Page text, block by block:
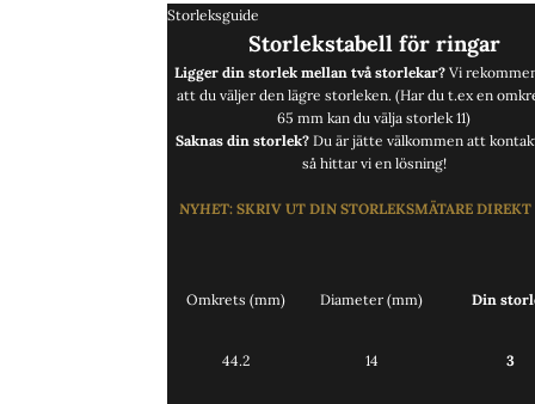
Storleksguide
Storlekstabell för ringar
Ligger din storlek mellan två storlekar? Vi
att du väljer den lägre storleken. (Har du t.ex en
65 mm kan du välja storlek 11)
Saknas din storlek?Du är jätte välkommen att
så hittar vi en lösning!
NYHET: SKRIV UT DIN STORLEKSMÄTARE DIREKT
Omkrets (mm) Diameter (mm) Din
44.2 14 3